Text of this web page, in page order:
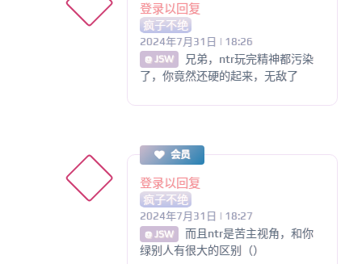
登录以回复
疯子不绝
2024年7月31日 | 18:26
@ JSW
兄弟，ntr玩完精神都污染
了，你竟然还硬的起来，无敌了
会员
登录以回复
疯子不绝
2024年7月31日 | 18:27
@ JSW
而且ntr是苦主视角，和你
绿别人有很大的区别（）